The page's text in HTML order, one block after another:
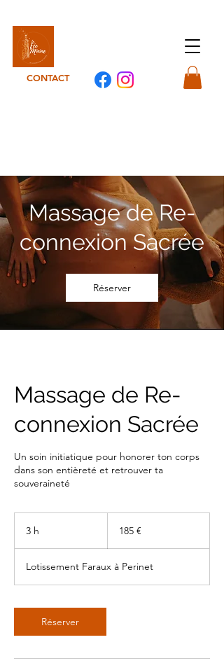
CONTACT
Massage de Re-
connexion Sacrée
Réserver
Massage de Re-
connexion Sacrée
Un soin initiatique pour honorer ton corps
dans son entièreté et retrouver ta
souveraineté
3 h 185 €
Lotissement Faraux à Perinet
Réserver